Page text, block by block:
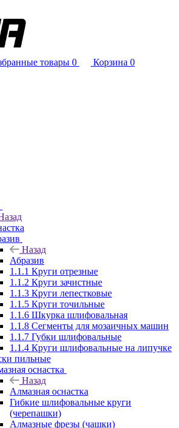
товары 0 Корзина 0
Назад
Абразив
1.1.1 Круги отрезные
1.1.2 Круги зачистные
1.1.3 Круги лепестковые
1.1.5 Круги точильные
1.1.6 Шкурка шлифовальная
1.1.8 Сегменты для мозаичных машин
1.1.7 Губки шлифовальные
1.1.4 Круги шлифовальные на липучке
пильные
оснастка
Назад
Алмазная оснастка
Гибкие шлифовальные круги
(черепашки)
Алмазные фрезы (чашки)